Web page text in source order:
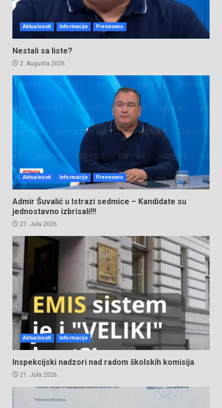
Aktualnosti Informacije Preneseno
Nestali sa liste?
2. Augusta 2026.
Aktualnosti Informacije Preneseno
Admir Šuvalić u Istrazi sedmice – Kandidate su
jednostavno izbrisali!!!
27. Jula 2026.
Aktualnosti Informacije
Inspekcijski nadzori nad radom školskih komisija
21. Jula 2026.